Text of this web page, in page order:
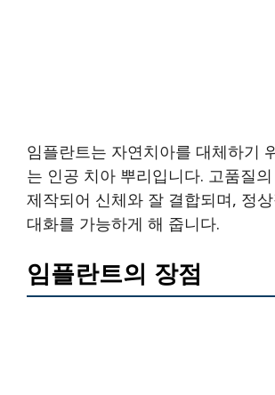
임플란트는 자연치아를 대체하기
는 인공 치아 뿌리입니다. 고품질
제작되어 신체와 잘 결합되며, 정
대화를 가능하게 해 줍니다.
임플란트의 장점